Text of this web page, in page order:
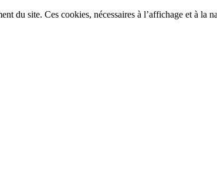
du site. Ces cookies, nécessaires à l’affichage et à la